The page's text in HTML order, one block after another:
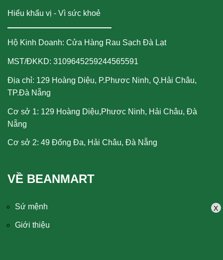
X
Hiểu khẩu vị - Vì sức khoẻ
Hộ Kinh Doanh: Cửa Hàng Rau Sạch Đà Lạt
MST/ĐKKD: 3109645259244565591
Địa chỉ: 129 Hoàng Diệu, P.Phươc Ninh, Q.Hải Châu,
TP.Đà Nẵng
Cơ sở 1: 129 Hoàng Diệu,Phươc Ninh, Hải Châu, Đà
Nẵng
Cơ sở 2: 49 Đống Đa, Hải Châu, Đà Nẵng
VỀ BEANMART
Sứ mệnh
Giới thiệu